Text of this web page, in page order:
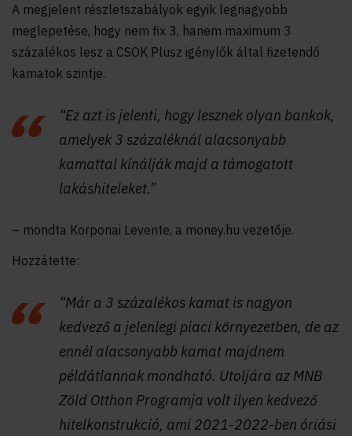
A megjelent részletszabályok egyik legnagyobb
meglepetése, hogy nem fix 3, hanem maximum 3
százalékos lesz a CSOK Plusz igénylők által fizetendő
kamatok szintje.
“Ez azt is jelenti, hogy lesznek olyan bankok,
amelyek 3 százaléknál alacsonyabb
kamattal kínálják majd a támogatott
lakáshiteleket.”
– mondta Korponai Levente, a money.hu vezetője.
Hozzátette:
“Már a 3 százalékos kamat is nagyon
kedvező a jelenlegi piaci környezetben, de az
ennél alacsonyabb kamat majdnem
példátlannak mondható. Utoljára az MNB
Zöld Otthon Programja volt ilyen kedvező
hitelkonstrukció, ami 2021-2022-ben óriási